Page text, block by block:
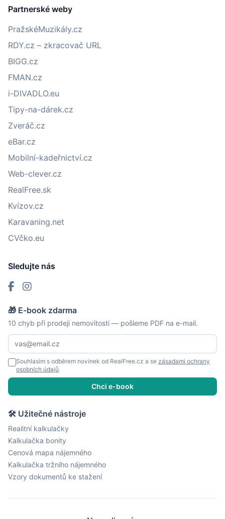
Partnerské weby
PražskéMuzikály.cz
RDY.cz – zkracovač URL
BIGG.cz
FMAN.cz
i-DIVADLO.eu
Tipy-na-dárek.cz
Zveráč.cz
eBar.cz
Mobilní-kadeřnictví.cz
Web-clever.cz
RealFree.sk
Kvízov.cz
Karavaning.net
CVčko.eu
Sledujte nás
🎁 E-book zdarma
10 chyb při prodeji nemovitosti — pošleme PDF na e-mail.
Souhlasím s odběrem novinek od RealFree.cz a se zásadami ochrany
osobních údajů.
Chci e-book
🛠 Užitečné nástroje
Realitní kalkulačky
Kalkulačka bonity
Cenová mapa nájemného
Kalkulačka tržního nájemného
Vzory dokumentů ke stažení